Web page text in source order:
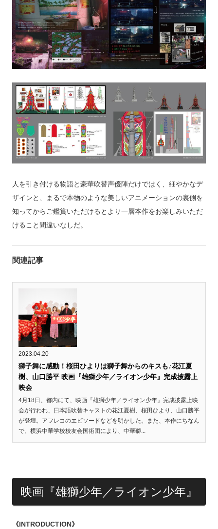
人を引き付ける物語と豪華吹替声優陣だけではく、細やかなデ
ザインと、まるで本物のような美しいアニメーションの裏側を
知ってからご鑑賞いただけるとより一層本作をお楽しみいただ
けること間違いなしだ。
関連記事
2023.04.20
獅子舞に感動！桜田ひよりは獅子舞からのキスも♪花江夏
樹、山口勝平 映画『雄獅少年／ライオン少年』完成披露上
映会
4月18日、都内にて、映画『雄獅少年／ライオン少年』完成披露上映
会が行われ、日本語吹替キャストの花江夏樹、桜田ひより、山口勝平
が登壇。アフレコのエピソードなどを明かした。また、本作にちなん
で、横浜中華学校校友会国術団により、中華獅...
映画『雄獅少年／ライオン少年』
《INTRODUCTION》